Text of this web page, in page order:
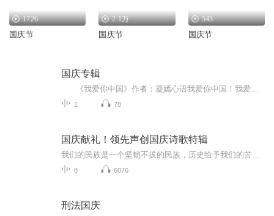
1726
国庆节
2.1万
国庆节
543
国庆节
国庆专辑
1 78
国庆献礼！领先声创国庆诗歌特辑
8 6076
刑法国庆